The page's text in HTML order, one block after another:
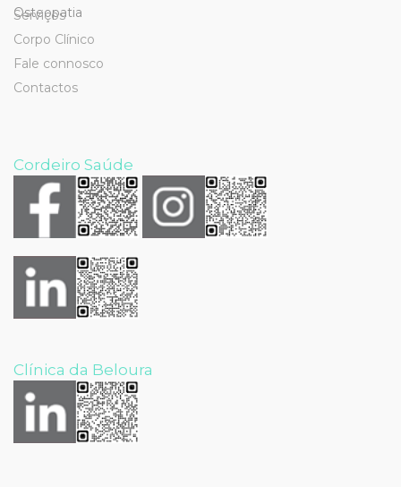
Serviços
Corpo Clínico
Fale connosco
Contactos
Cordeiro Saúde
Clínica da Beloura